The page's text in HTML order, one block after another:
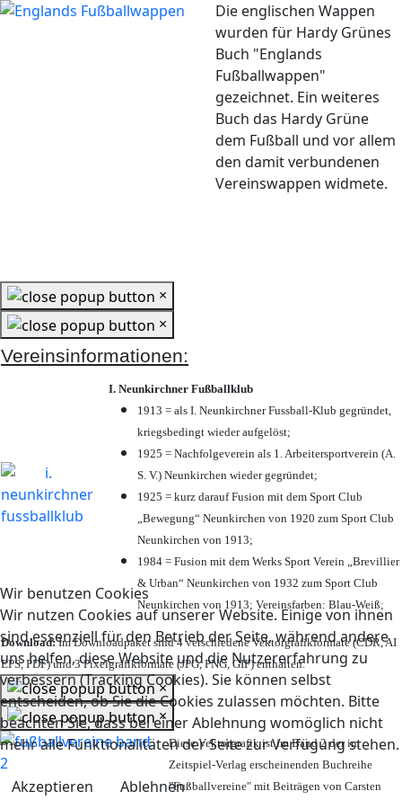
Wir benutzen Cookies
Wir nutzen Cookies auf unserer Website. Einige von ihnen
sind essenziell für den Betrieb der Seite, während andere
uns helfen, diese Website und die Nutzererfahrung zu
verbessern (Tracking Cookies). Sie können selbst
entscheiden, ob Sie die Cookies zulassen möchten. Bitte
beachten Sie, dass bei einer Ablehnung womöglich nicht
mehr alle Funktionalitäten der Seite zur Verfügung stehen.
Akzeptieren
Ablehnen
Die englischen Wappen
wurden für Hardy Grünes
Buch "Englands
Fußballwappen"
gezeichnet. Ein weiteres
Buch das Hardy Grüne
dem Fußball und vor allem
den damit verbundenen
Vereinswappen widmete.
×
×
Vereinsinformationen:
I. Neunkirchner Fußballklub
1913 = als I. Neunkirchner Fussball-Klub gegründet,
kriegsbedingt wieder aufgelöst;
1925 = Nachfolgeverein als 1. Arbeitersportverein (A.
S. V.) Neunkirchen wieder gegründet;
1925 = kurz darauf Fusion mit dem Sport Club
„Bewegung“ Neunkirchen von 1920 zum Sport Club
Neunkirchen von 1913;
1984 = Fusion mit dem Werks Sport Verein „Brevillier
& Urban“ Neunkirchen von 1932 zum Sport Club
Neunkirchen von 1913; Vereinsfarben: Blau-Weiß;
Download:Im Downloadpaket sind 4 verschiedene Vektorgrafikformate (CDR, AI
EPS, PDF) und 3 Pixelgrafikformate (JPG, PNG, GIF) enthalten.
×
×
Diese Vektorgrafik ist im Band 2 der im
Zeitspiel-Verlag erscheinenden Buchreihe
"Fußballvereine" mit Beiträgen von Carsten